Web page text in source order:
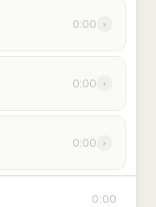
0:00 ›
0:00 ›
0:00 ›
0:00